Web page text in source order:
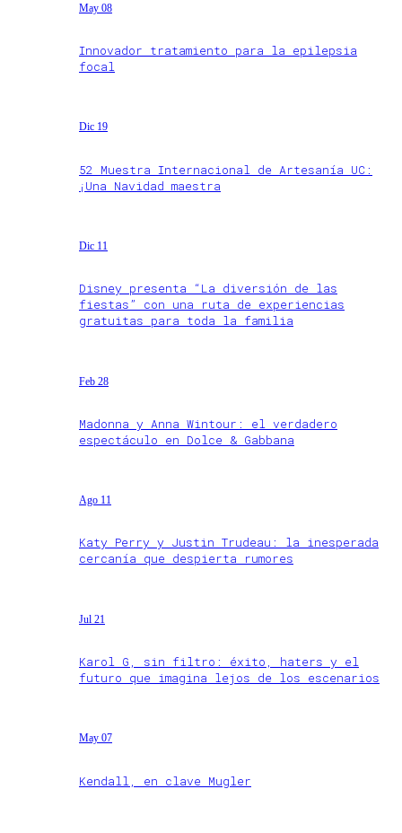
May 08
Innovador tratamiento para la epilepsia
focal
Dic 19
52 Muestra Internacional de Artesanía UC:
¡Una Navidad maestra
Dic 11
Disney presenta “La diversión de las
fiestas” con una ruta de experiencias
gratuitas para toda la familia
Feb 28
Madonna y Anna Wintour: el verdadero
espectáculo en Dolce & Gabbana
Ago 11
Katy Perry y Justin Trudeau: la inesperada
cercanía que despierta rumores
Jul 21
Karol G, sin filtro: éxito, haters y el
futuro que imagina lejos de los escenarios
May 07
Kendall, en clave Mugler